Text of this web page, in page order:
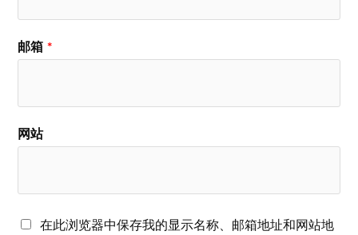
邮箱 *
网站
在此浏览器中保存我的显示名称、邮箱地址和网站地